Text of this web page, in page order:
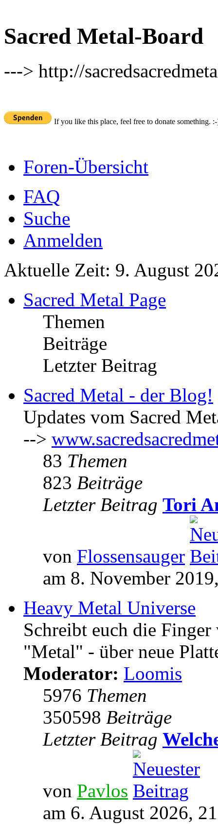
Sacred Metal-Board
---> http://
If you like this place, feel free to donate something.
Foren-Übersicht
FAQ
Suche
Anmelden
Aktuelle Zeit: 9. August
Sacred Metal Page
Themen
Beiträge
Letzter Beitrag
Sacred Metal - der Blog!
Updates vom Sacred
-->
83 Themen
823 Beiträge
Letzter Beitrag Tori
von Flossensauger
am 8. November
Heavy Metal Universe
Schreibt euch die
"Metal" - über neue
Moderator: Loomis
5976 Themen
350598 Beiträge
Letzter Beitrag
von Pavlos
am 6. August 2026,